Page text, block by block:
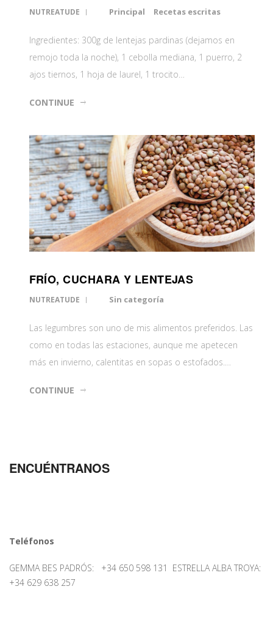
NUTREATUDE Principal Recetas escritas
Ingredientes: 300g de lentejas pardinas (dejamos en
remojo toda la noche), 1 cebolla mediana, 1 puerro, 2
ajos tiernos, 1 hoja de laurel, 1 trocito…
CONTINUE
FRÍO, CUCHARA Y LENTEJAS
NUTREATUDE Sin categoría
Las legumbres son uno de mis alimentos preferidos. Las
como en todas las estaciones, aunque me apetecen
más en invierno, calentitas en sopas o estofados.…
CONTINUE
ENCUÉNTRANOS
Teléfonos
GEMMA BES PADRÓS: +34 650 598 131 ESTRELLA ALBA TROYA:
+34 629 638 257